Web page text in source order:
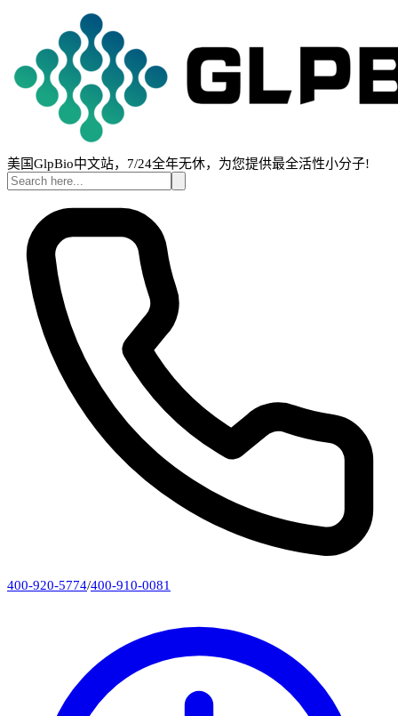
美国GlpBio中文站，7/24全年无休，为您提供最全活性小分子!
400-920-5774/400-910-0081